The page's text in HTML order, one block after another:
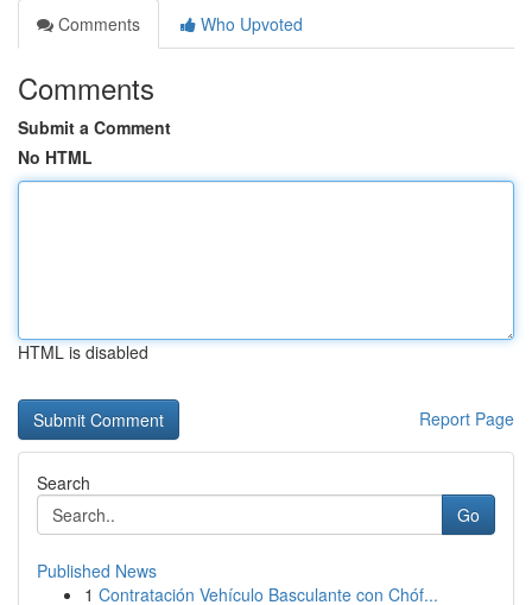
Comments
Who Upvoted
Comments
Submit a Comment
No HTML
HTML is disabled
Report Page
Search
Go
Published News
1 Contratación Vehículo Basculante con Chóf...